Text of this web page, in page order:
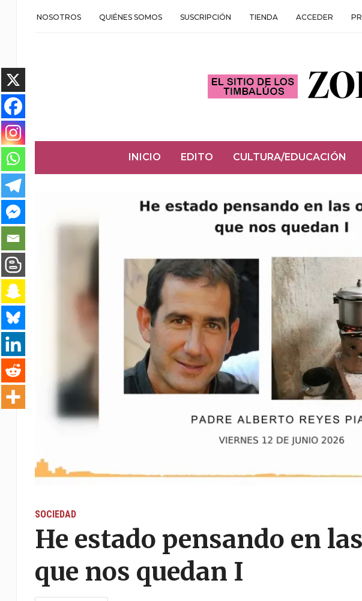
NOSOTROS QUIÉNES SOMOS SUSCRIPCIÓN TIENDA ACCEDER
INICIO EDITO CULTURA/EDUCACIÓN
SOCIEDAD
He estado pensando en
que nos quedan I